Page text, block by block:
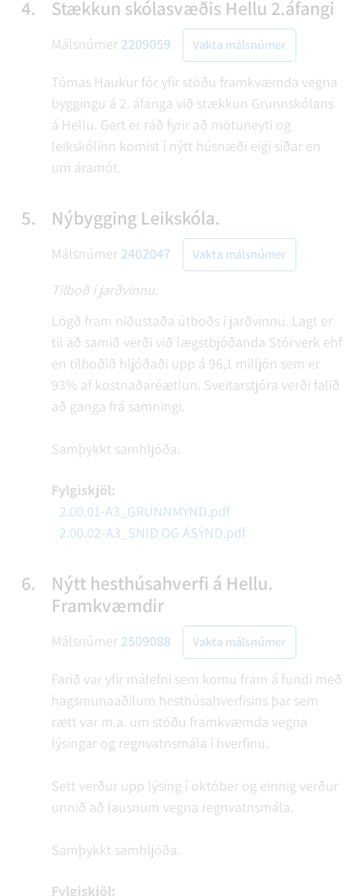
4. Stækkun skólasvæðis Hellu 2.áfangi
Málsnúmer 2209059 Vakta málsnúmer
Tómas Haukur fór yfir stöðu framkvæmda vegna
byggingu á 2. áfanga við stækkun Grunnskólans
á Hellu. Gert er ráð fyrir að mötuneyti og
leikskólinn komist í nýtt húsnæði eigi síðar en
um áramót.
5. Nýbygging Leikskóla.
Málsnúmer 2402047 Vakta málsnúmer
Tilboð í jarðvinnu.
Lögð fram niðustaða útboðs í jarðvinnu. Lagt er
til að samið verði við lægstbjóðanda Stórverk ehf
en tilboðið hljóðaði upp á 96,1 milljón sem er
93% af kostnaðaréætlun. Sveitarstjóra verði falið
að ganga frá samningi.
Samþykkt samhljóða.
Fylgiskjöl:
2.00.01-A3_GRUNNMYND.pdf
2.00.02-A3_SNIÐ OG ÁSÝND.pdf
6.
Nýtt hesthúsahverfi á Hellu.
Framkvæmdir
Málsnúmer 2509088 Vakta málsnúmer
Farið var yfir málefni sem komu fram á fundi með
hagsmunaaðilum hesthúsahverfisins þar sem
rætt var m.a. um stöðu framkvæmda vegna
lýsingar og regnvatnsmála í hverfinu.
Sett verður upp lýsing í október og einnig verður
unnið að lausnum vegna regnvatnsmála.
Samþykkt samhljóða.
Fylgiskjöl: